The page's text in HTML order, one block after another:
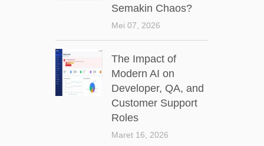
Semakin Chaos?
Mei 07, 2026
The Impact of
Modern AI on
Developer, QA, and
Customer Support
Roles
Maret 16, 2026